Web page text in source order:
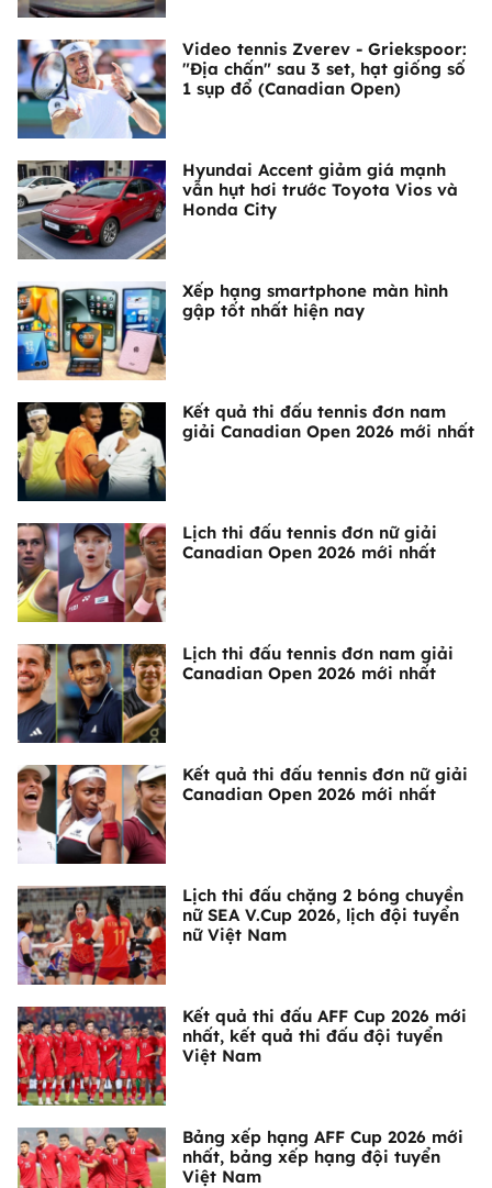
Video tennis Zverev - Griekspoor:
"Địa chấn" sau 3 set, hạt giống số
1 sụp đổ (Canadian Open)
Hyundai Accent giảm giá mạnh
vẫn hụt hơi trước Toyota Vios và
Honda City
Xếp hạng smartphone màn hình
gập tốt nhất hiện nay
Kết quả thi đấu tennis đơn nam
giải Canadian Open 2026 mới nhất
Lịch thi đấu tennis đơn nữ giải
Canadian Open 2026 mới nhất
Lịch thi đấu tennis đơn nam giải
Canadian Open 2026 mới nhất
Kết quả thi đấu tennis đơn nữ giải
Canadian Open 2026 mới nhất
Lịch thi đấu chặng 2 bóng chuyền
nữ SEA V.Cup 2026, lịch đội tuyển
nữ Việt Nam
Kết quả thi đấu AFF Cup 2026 mới
nhất, kết quả thi đấu đội tuyển
Việt Nam
Bảng xếp hạng AFF Cup 2026 mới
nhất, bảng xếp hạng đội tuyển
Việt Nam